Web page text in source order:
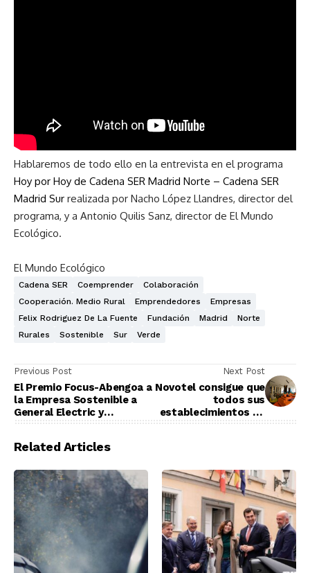
Hablaremos de todo ello en la entrevista en el programa
Hoy por Hoy de Cadena SER Madrid Norte – Cadena SER
Madrid Sur realizada por Nacho López Llandres, director del
programa, y a Antonio Quilis Sanz, director de El Mundo
Ecológico.
El Mundo Ecológico
Cadena SER Coemprender
Colaboración
Cooperación. Medio Rural
Emprendedores
Empresas
Felix Rodriguez De La Fuente
Fundación Madrid
Norte
Rurales
Sostenible Sur Verde
Previous Post
El Premio Focus-Abengoa a
la Empresa Sostenible a
General Electric y
Next Post
Novotel consigue que
todos sus
establecimientos de
Related Articles